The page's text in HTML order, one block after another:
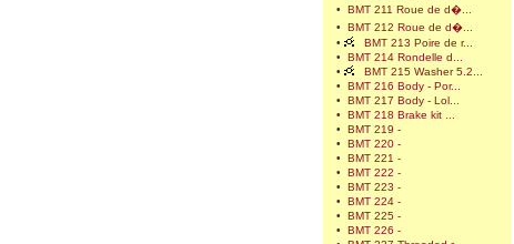
•
BMT 211 Roue de d�...
•
BMT 212 Roue de d�...
•
BMT 213 Poire de r...
•
BMT 214 Rondelle d...
•
BMT 215 Washer 5.2...
•
BMT 216 Body - Por...
•
BMT 217 Body - Lol...
•
BMT 218 Brake kit ...
•
BMT 219 -
•
BMT 220 -
•
BMT 221 -
•
BMT 222 -
•
BMT 223 -
•
BMT 224 -
•
BMT 225 -
•
BMT 226 -